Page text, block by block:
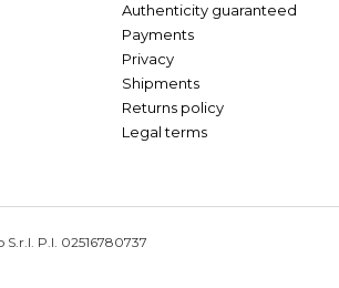
Authenticity guaranteed
Payments
Privacy
Shipments
Returns policy
Legal terms
P.I. 02516780737